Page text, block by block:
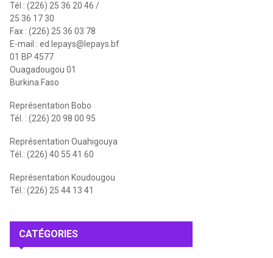
Tél : (226) 25 36 20 46 /
25 36 17 30
Fax : (226) 25 36 03 78
E-mail : ed.lepays@lepays.bf
01 BP 4577
Ouagadougou 01
Burkina Faso
Représentation Bobo
Tél. : (226) 20 98 00 95
Représentation Ouahigouya
Tél.: (226) 40 55 41 60
Représentation Koudougou
Tél.: (226) 25 44 13 41
CATÉGORIES